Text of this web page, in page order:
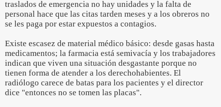
traslados de emergencia no hay unidades y la falta de
personal hace que las citas tarden meses y a los obreros no
se les paga por estar expuestos a contagios.
Existe escasez de material médico básico: desde gasas hasta
medicamentos; la farmacia está semivacía y los trabajadores
indican que viven una situación desgastante porque no
tienen forma de atender a los derechohabientes. El
radiólogo carece de batas para los pacientes y el director
dice "entonces no se tomen las placas".